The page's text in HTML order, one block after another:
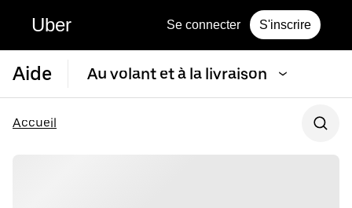
Uber Se connecter S'inscrire
Aide Au volant et à la livraison
Accueil